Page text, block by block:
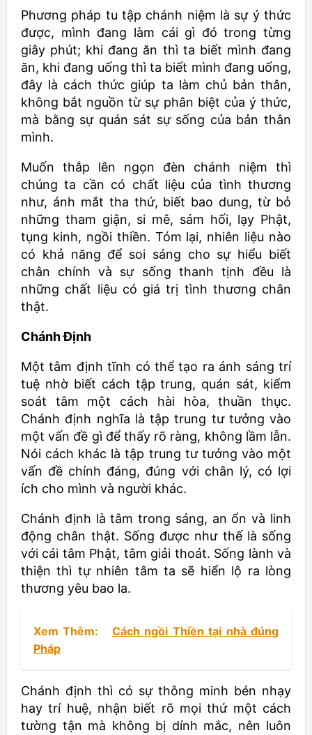
Phương pháp tu tập chánh niệm là sự ý thức
được, mình đang làm cái gì đó trong từng
giây phút; khi đang ăn thì ta biết mình đang
ăn, khi đang uống thì ta biết mình đang uống,
đây là cách thức giúp ta làm chủ bản thân,
không bắt nguồn từ sự phân biệt của ý thức,
mà bằng sự quán sát sự sống của bản thân
mình.
Muốn thắp lên ngọn đèn chánh niệm thì
chúng ta cần có chất liệu của tình thương
như, ánh mắt tha thứ, biết bao dung, từ bỏ
những tham giận, si mê, sám hối, lạy Phật,
tụng kinh, ngồi thiền. Tóm lại, nhiên liệu nào
có khả năng để soi sáng cho sự hiểu biết
chân chính và sự sống thanh tịnh đều là
những chất liệu có giá trị tình thương chân
thật.
Chánh Định
Một tâm định tĩnh có thể tạo ra ánh sáng trí
tuệ nhờ biết cách tập trung, quán sát, kiểm
soát tâm một cách hài hòa, thuần thục.
Chánh định nghĩa là tập trung tư tưởng vào
một vấn đề gì để thấy rõ ràng, không lầm lẫn.
Nói cách khác là tập trung tư tưởng vào một
vấn đề chính đáng, đúng với chân lý, có lợi
ích cho mình và người khác.
Chánh định là tâm trong sáng, an ổn và linh
động chân thật. Sống được như thế là sống
với cái tâm Phật, tâm giải thoát. Sống lành và
thiện thì tự nhiên tâm ta sẽ hiển lộ ra lòng
thương yêu bao la.
Xem Thêm:
Cách ngồi Thiền tại nhà đúng
Pháp
Chánh định thì có sự thông minh bén nhạy
hay trí huệ, nhận biết rõ mọi thứ một cách
tường tận mà không bị dính mắc, nên luôn